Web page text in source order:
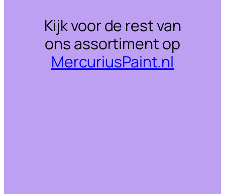
Kijk voor de rest van
ons assortiment op
MercuriusPaint.nl